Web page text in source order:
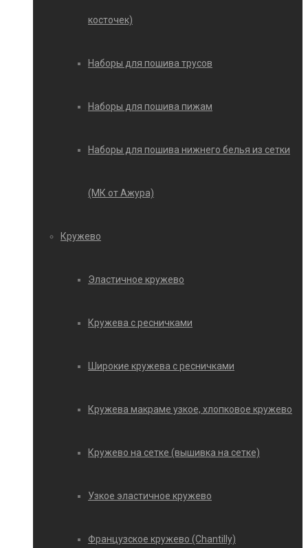
косточек)
Наборы для пошива трусов
Наборы для пошива пижам
Наборы для пошива нижнего белья из сетки
(МК от Ажура)
Кружево
Эластичное кружево
Кружева с ресничками
Широкие кружева с ресничками
Кружева макраме узкое, хлопковое кружево
Кружево на сетке (вышивка на сетке)
Узкое эластичное кружево
Французское кружево (Chantilly)